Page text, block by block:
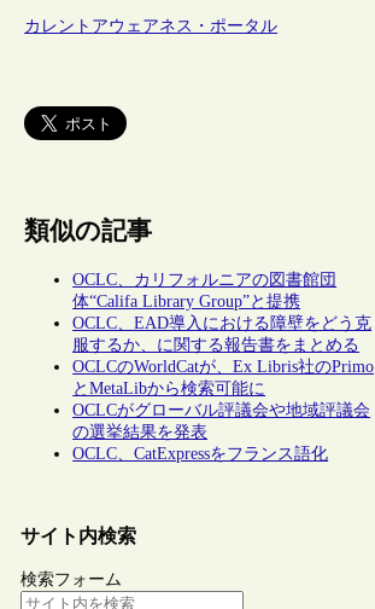
カレントアウェアネス・ポータル
類似の記事
OCLC、カリフォルニアの図書館団
体“Califa Library Group”と提携
OCLC、EAD導入における障壁をどう克
服するか、に関する報告書をまとめる
OCLCのWorldCatが、Ex Libris社のPrimo
とMetaLibから検索可能に
OCLCがグローバル評議会や地域評議会
の選挙結果を発表
OCLC、CatExpressをフランス語化
サイト内検索
検索フォーム